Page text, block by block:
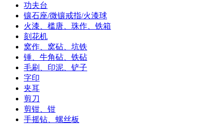
功夫台
镶石座/微镶戒指/火漆球
火漆、槛唐、珠作、铁箱
刻花机
窝作、窝砧、坑铁
锤、牛角砧、铁砧
毛刷、印泥、铲子
字印
夹耳
剪刀
剪钳、钳
手摇钻、螺丝板